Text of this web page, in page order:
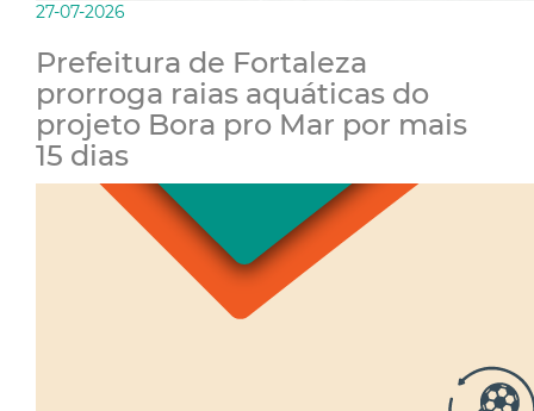
27-07-2026
Prefeitura de Fortaleza
prorroga raias aquáticas do
projeto Bora pro Mar por mais
15 dias